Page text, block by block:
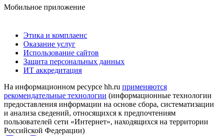
Мобильное приложение
Этика и комплаенс
Оказание услуг
Использование сайтов
Защита персональных данных
ИТ аккредитация
На информационном ресурсе hh.ru применяются
рекомендательные технологии (информационные технологии
предоставления информации на основе сбора, систематизации
и анализа сведений, относящихся к предпочтениям
пользователей сети «Интернет», находящихся на территории
Российской Федерации)